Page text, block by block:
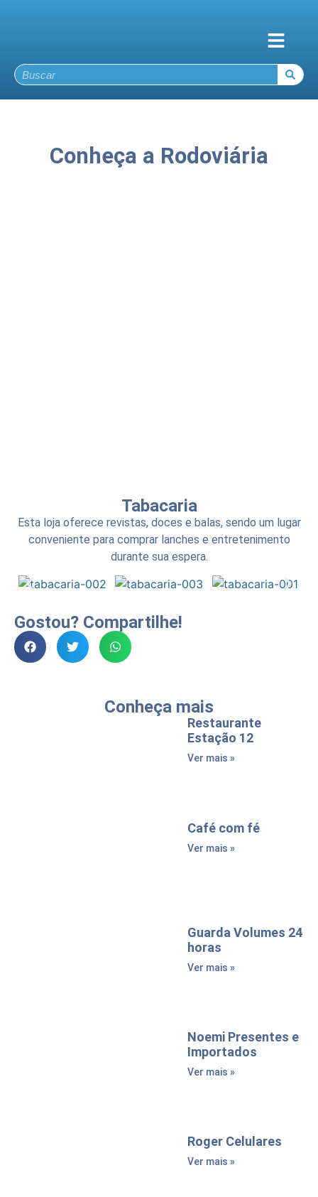
Conheça a Rodoviária
Tabacaria
Esta loja oferece revistas, doces e balas, sendo um lugar
conveniente para comprar lanches e entretenimento
durante sua espera.
Gostou? Compartilhe!
Conheça mais
Restaurante
Estação 12
Ver mais »
Café com fé
Ver mais »
Guarda Volumes 24
horas
Ver mais »
Noemi Presentes e
Importados
Ver mais »
Roger Celulares
Ver mais »